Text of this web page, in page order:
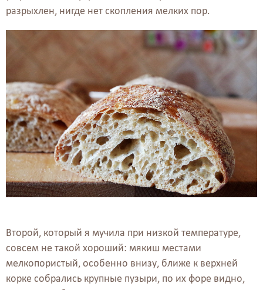
разрыхлен, нигде нет скопления мелких пор.
Второй, который я мучила при низкой температуре,
совсем не такой хороший: мякиш местами
мелкопористый, особенно внизу, ближе к верхней
корке собрались крупные пузыри, по их форе видно,